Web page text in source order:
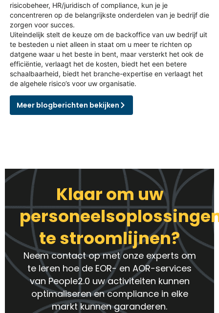
risicobeheer, HR/juridisch of compliance, kun je je
concentreren op de belangrijkste onderdelen van je bedrijf die
zorgen voor succes.
Uiteindelijk stelt de keuze om de backoffice van uw bedrijf uit
te besteden u niet alleen in staat om u meer te richten op
datgene waar u het beste in bent, maar versterkt het ook de
efficiëntie, verlaagt het de kosten, biedt het een betere
schaalbaarheid, biedt het branche-expertise en verlaagt het
de algehele risico’s voor uw organisatie.
Meer blogberichten bekijken
Klaar om uw
te stroomlijnen?
Neem contact op met onze experts om
te leren hoe de EOR- en AOR-services
van People2.0 uw activiteiten kunnen
optimaliseren en compliance in elke
markt kunnen garanderen.